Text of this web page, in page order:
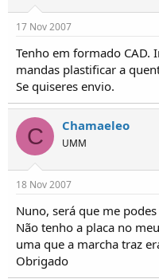
17 Nov 2007
Tenho em formado CAD.
mandas plastificar a
Se quiseres envio.
C Chamaeleo
UMM
18 Nov 2007
Nuno, será que me
Não tenho a placa no
uma que a marcha traz
Obrigado